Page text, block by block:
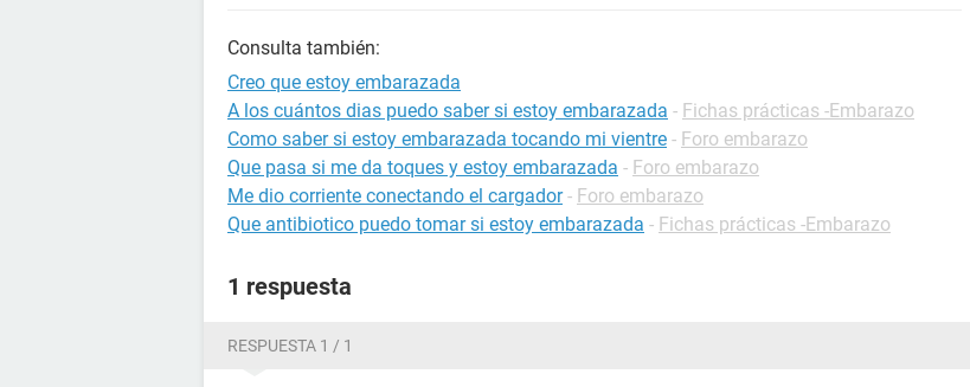
Consulta también:
Creo que estoy embarazada
A los cuántos dias puedo saber si estoy embarazada - Fichas prácticas -Embarazo
Como saber si estoy embarazada tocando mi vientre - Foro embarazo
Que pasa si me da toques y estoy embarazada - Foro embarazo
Me dio corriente conectando el cargador - Foro embarazo
Que antibiotico puedo tomar si estoy embarazada - Fichas prácticas -Embarazo
1 respuesta
RESPUESTA 1 / 1